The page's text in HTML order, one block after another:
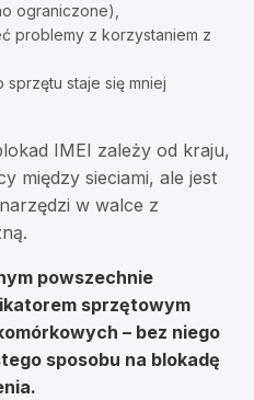
ograniczone),
problemy z korzystaniem z
staje się mniej
IMEI zależy od kraju,
między sieciami, ale jest
w walce z
powszechnie
sprzętowym
– bez niego
sposobu na blokadę